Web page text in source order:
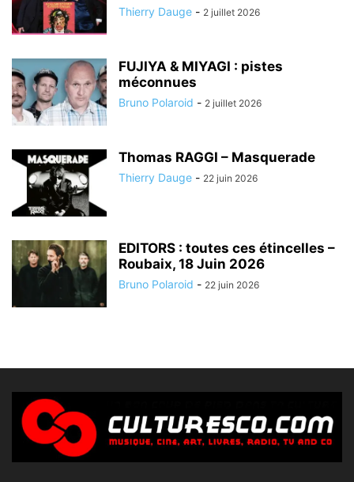
Thierry Dauge - 2 juillet 2026
FUJIYA & MIYAGI : pistes
méconnues
Bruno Polaroid - 2 juillet 2026
Thomas RAGGI – Masquerade
Thierry Dauge - 22 juin 2026
EDITORS : toutes ces étincelles –
Roubaix, 18 Juin 2026
Bruno Polaroid - 22 juin 2026